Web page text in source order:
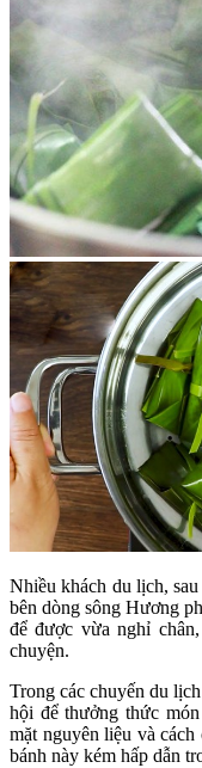
Nhiều khách du lịch,
bên dòng sông Hương
để được vừa nghỉ
chuyện.
Trong các chuyến du
hội để thưởng thức
mặt nguyên liệu và
bánh này kém hấp dẫn